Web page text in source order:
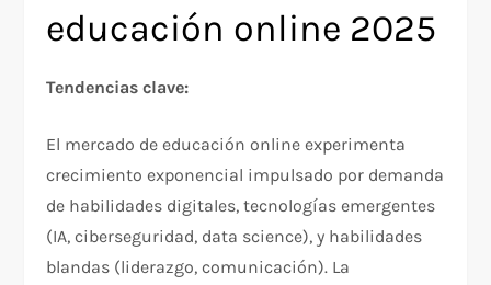
educación online 2025
Tendencias clave:
El mercado de educación online experimenta
crecimiento exponencial impulsado por demanda
de habilidades digitales, tecnologías emergentes
(IA, ciberseguridad, data science), y habilidades
blandas (liderazgo, comunicación). La